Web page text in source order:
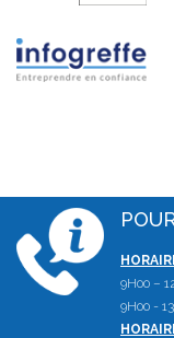
9H00 –
9H00 -